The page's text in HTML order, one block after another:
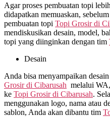
Agar proses pembuatan topi
didapatkan memuaskan,
pembuatan topi Topi Grosir di
mendiskusikan desain, model,
topi yang diinginkan dengan tim
Desain
Anda bisa menyampaikan
Grosir di Cibarusah melalui
ke Topi Grosir di Cibarusah.
menggunakan logo, nama atau
sablon, Anda akan dibantu tim